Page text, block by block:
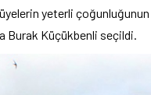
yeterli
Burak Küçükbenli seçildi.